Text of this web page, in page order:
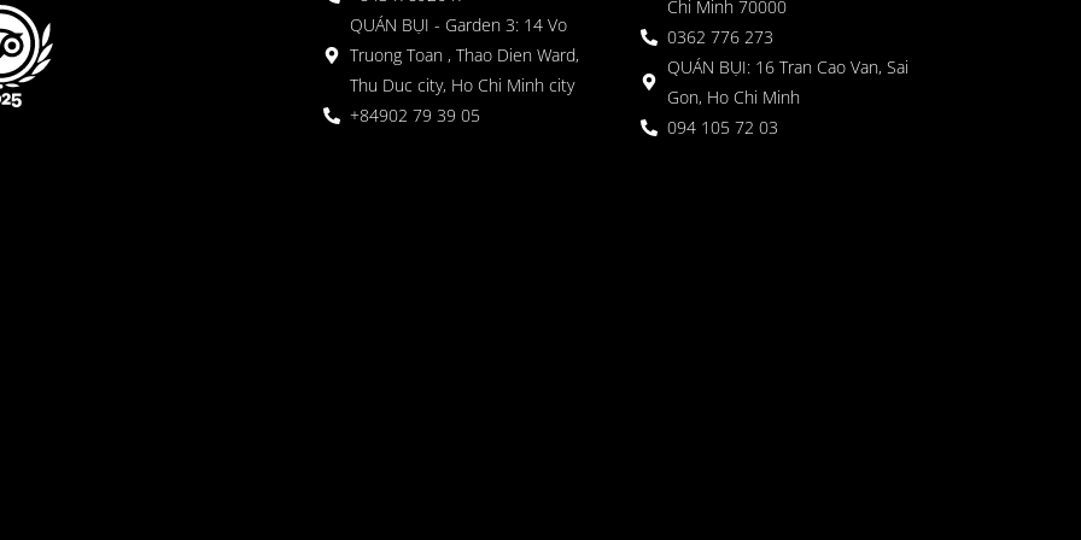
QUÁN BỤI - Garden 3: 14 Vo
Truong Toan , Thao Dien Ward,
Thu Duc city, Ho Chi Minh city
+84902 79 39 05
Chi Minh 70000
0362 776 273
QUÁN BỤI: 16 Tran Cao Van, Sai
Gon, Ho Chi Minh
094 105 72 03